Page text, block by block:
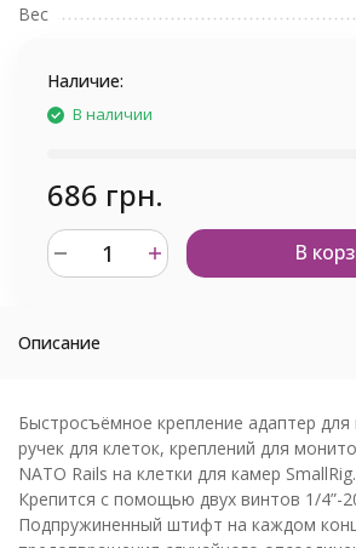
Вес
Наличие:
В наличии
686 грн.
В
Описание
Быстросъёмное крепление адаптер
ручек для клеток, креплений для
NATO Rails на клетки для камер SmallRig.
Крепится с помощью двух винтов 1/4”-
Подпружиненный штифт на каждом